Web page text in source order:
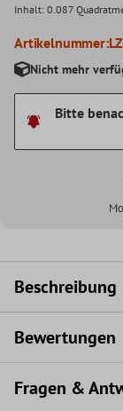
Inhalt: 0.087
Artikelnummer:
Nicht mehr
Bitte
Beschreibung
Bewertungen
Fragen &